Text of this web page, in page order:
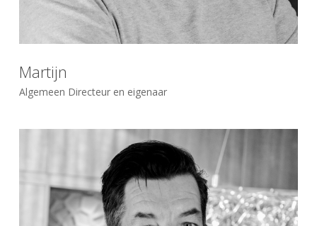
Martijn
Algemeen Directeur en eigenaar